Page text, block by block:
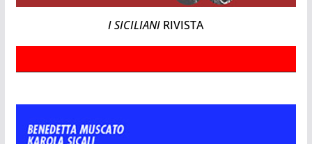
I SICILIANI RIVISTA